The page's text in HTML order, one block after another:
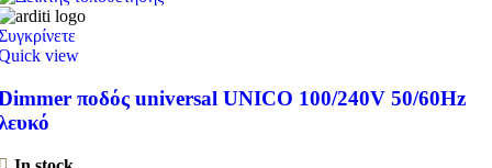
view
ποδός universal UNICO 100/240V 50/60Hz